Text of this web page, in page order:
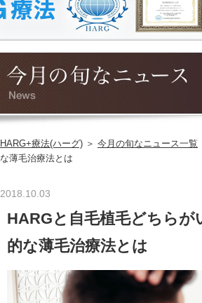
HARG+療法(ハーグ) ＞ 今月の旬なニュース一覧
な薄毛治療法とは
2018.10.03
HARGと自毛植毛どちら
的な薄毛治療法とは